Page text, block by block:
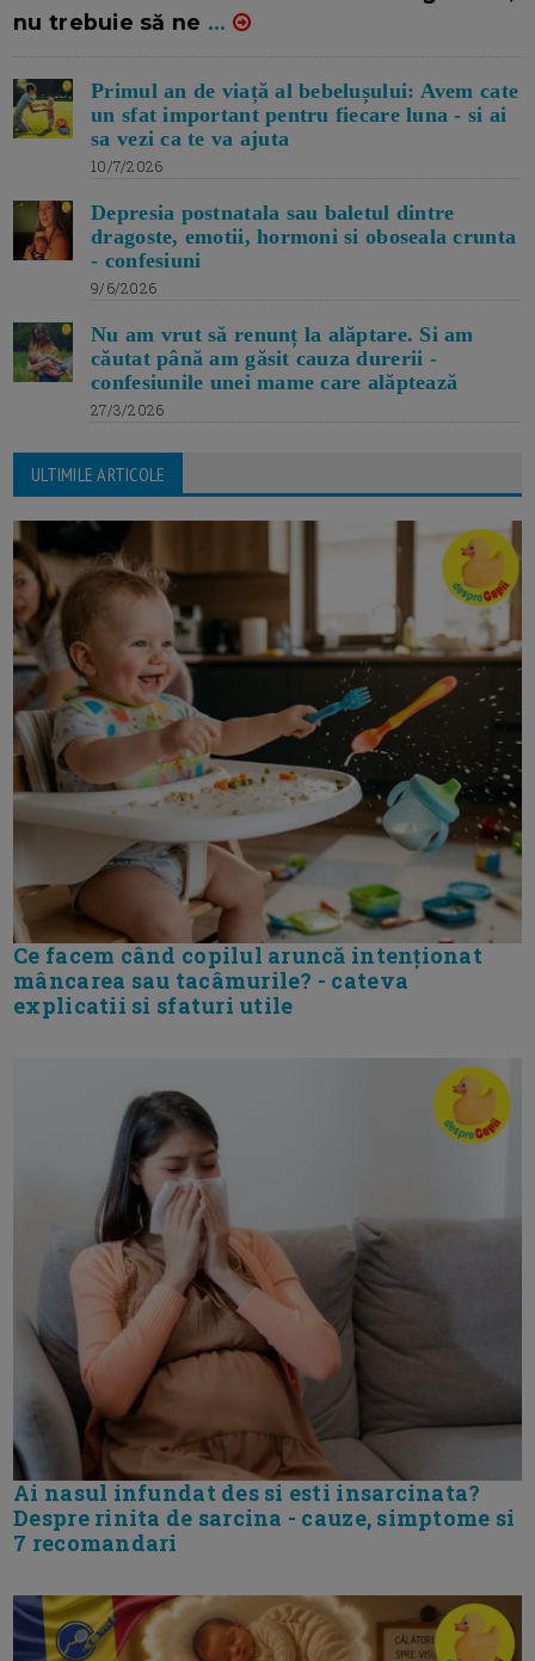
nu trebuie să ne ...
Primul an de viață al bebelușului: Avem cate
un sfat important pentru fiecare luna - si ai
sa vezi ca te va ajuta
10/7/2026
Depresia postnatala sau baletul dintre
dragoste, emotii, hormoni si oboseala crunta
- confesiuni
9/6/2026
Nu am vrut să renunț la alăptare. Si am
căutat până am găsit cauza durerii -
confesiunile unei mame care alăptează
27/3/2026
ULTIMILE ARTICOLE
Ce facem când copilul aruncă intenționat
mâncarea sau tacâmurile? - cateva
explicatii si sfaturi utile
Ai nasul infundat des si esti insarcinata?
Despre rinita de sarcina - cauze, simptome si
7 recomandari